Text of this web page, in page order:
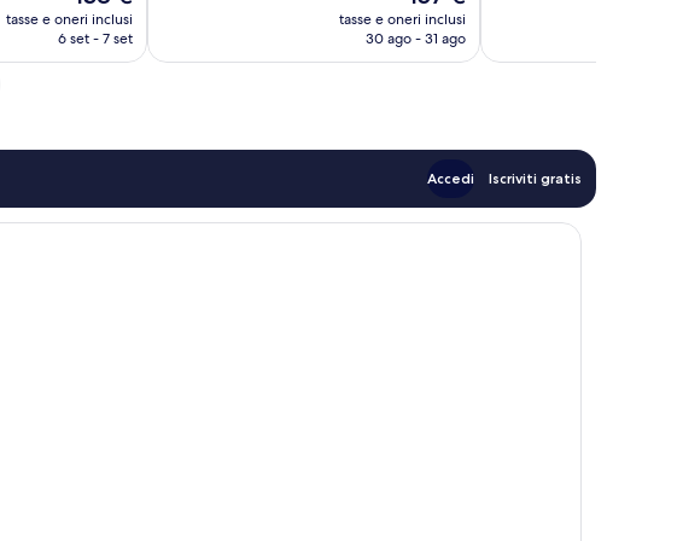
prezzo
attuale
tasse e oneri inclusi
6 set - 7 set
prezzo
attuale
tasse e oneri inclusi
30 ago - 31 ago
Accedi Iscriviti gratis